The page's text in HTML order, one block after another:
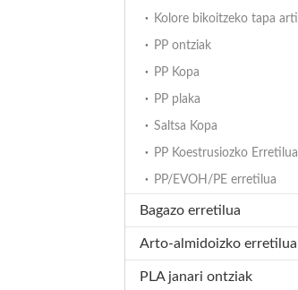
PP ontziak
PP Kopa
PP plaka
Saltsa Kopa
PP Koestrusiozko Erretilua
PP/EVOH/PE erretilua
Bagazo erretilua
Arto-almidoizko erretilua
PLA janari ontziak